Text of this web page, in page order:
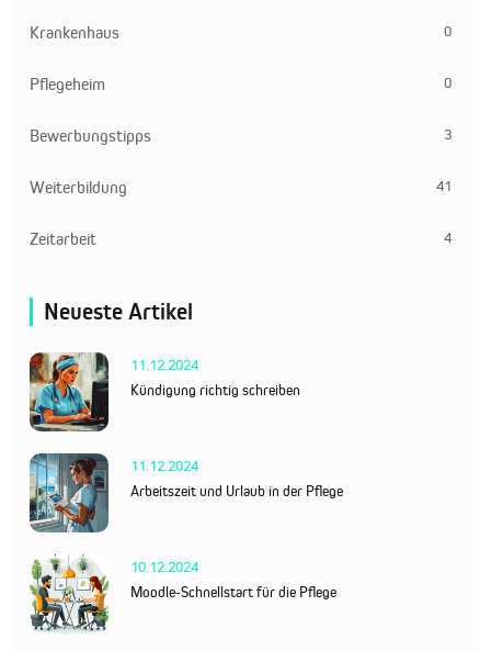
Krankenhaus 0
Pflegeheim 0
Bewerbungstipps 3
Weiterbildung 41
Zeitarbeit 4
Neueste Artikel
11.12.2024
Kündigung richtig schreiben
11.12.2024
Arbeitszeit und Urlaub in der Pflege
10.12.2024
Moodle-Schnellstart für die Pflege